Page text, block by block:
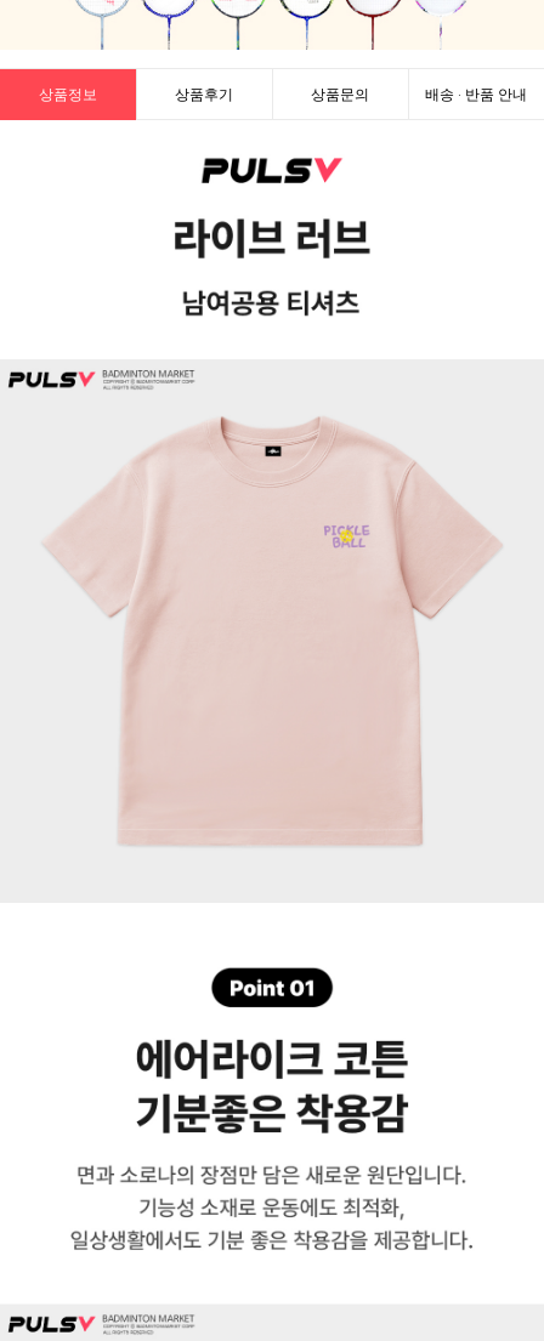
상품정보 상품후기 상품문의 배송 · 반품 안내